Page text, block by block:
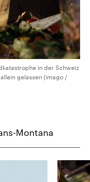
in der Schweiz
gelassen (imago /
Montana